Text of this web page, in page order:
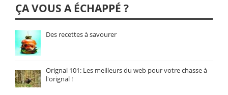
ÇA VOUS A ÉCHAPPÉ ?
Des recettes à savourer
Orignal 101: Les meilleurs du web pour votre chasse à
l'orignal !